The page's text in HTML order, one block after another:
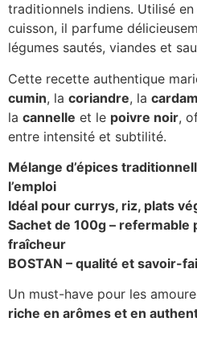
traditionnels indiens. Utilisé
cuisson, il parfume
légumes sautés, viandes et
Cette recette authentique
cumin, la coriandre, la
la cannelle et le poivre noir,
entre intensité et subtilité.
Mélange d’épices
l’emploi
Idéal pour currys, riz, plats
Sachet de 100g –
fraîcheur
BOSTAN – qualité et savoir-
Un must-have pour les
riche en arômes et en